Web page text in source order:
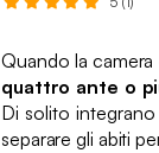
Quando la
quattro ante o
Di solito
separare gli abiti